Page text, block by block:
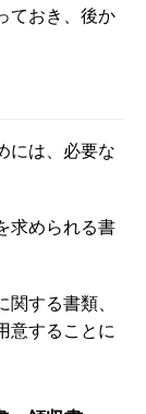
ておき、後か
には、必要な
求められる書
する書類、
意することに